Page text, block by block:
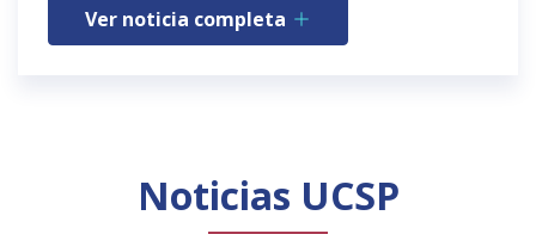
Ver noticia completa
Noticias UCSP